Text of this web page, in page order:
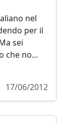
nel
per il
sei
che no...
17/06/2012